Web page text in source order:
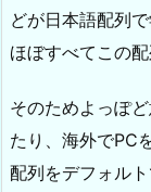
どが日本語配列
ほぼすべてこの配
そのためよっぽ
たり、海外でPC
配列をデフォル